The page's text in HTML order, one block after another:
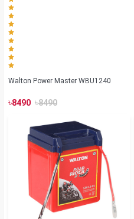
Walton Power Master WBU1240
৳8490 ৳8490